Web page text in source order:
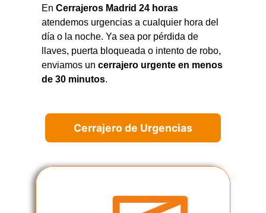
En Cerrajeros Madrid 24 horas
atendemos urgencias a cualquier hora del
día o la noche. Ya sea por pérdida de
llaves, puerta bloqueada o intento de robo,
enviamos un cerrajero urgente en menos
de 30 minutos.
Cerrajero de Urgencias